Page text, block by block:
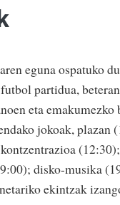
eguna ospatuko
partidua,
eta
jokoak,
disko-musika
ekintzak